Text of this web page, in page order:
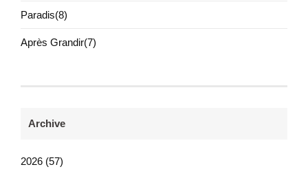
Paradis(8)
Après Grandir(7)
Archive
2026 (57)